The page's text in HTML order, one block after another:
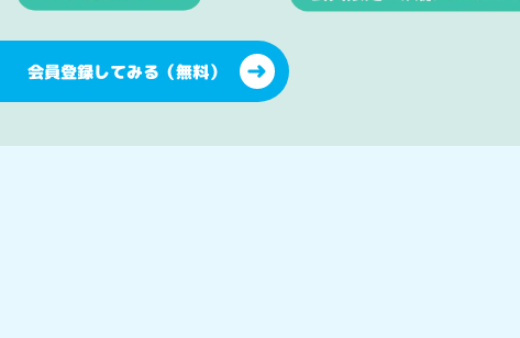
会員登録してみる（無料）